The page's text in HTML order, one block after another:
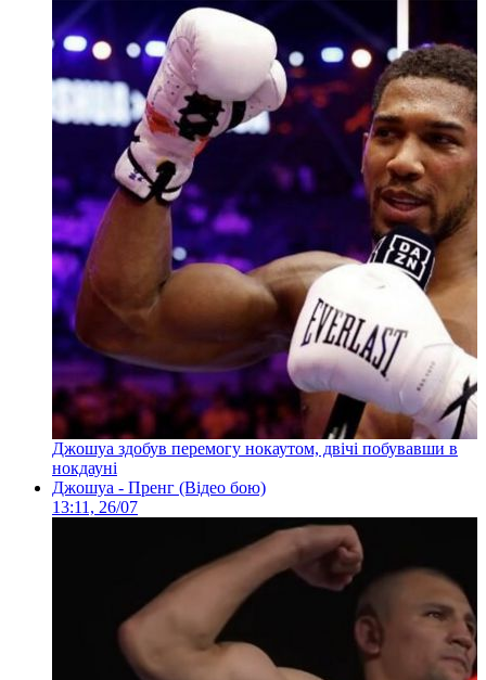
Джошуа здобув перемогу нокаутом, двічі побувавши в
нокдауні
Джошуа - Пренг (Відео бою)
13:11, 26/07